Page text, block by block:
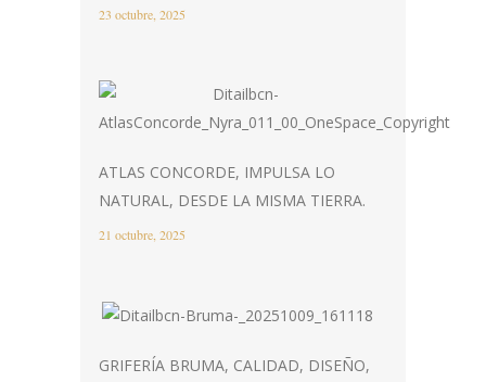
23 octubre, 2025
ATLAS CONCORDE, IMPULSA LO
NATURAL, DESDE LA MISMA TIERRA.
21 octubre, 2025
GRIFERÍA BRUMA, CALIDAD, DISEÑO,